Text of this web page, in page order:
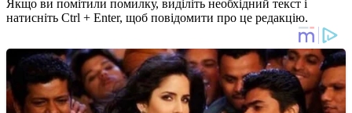
Якщо ви помітили помилку, виділіть необхідний текст і
натисніть Ctrl + Enter, щоб повідомити про це редакцію.